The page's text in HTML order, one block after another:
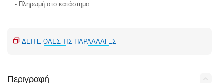
- Πληρωμή στο κατάστημα
ΔΕΊΤΕ ΌΛΕΣ ΤΙΣ ΠΑΡΑΛΛΑΓΈΣ
Περιγραφή